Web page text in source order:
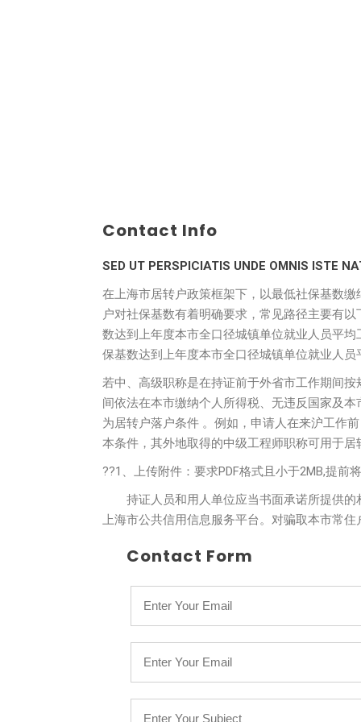
Contact Info
SED UT PERSPICIATIS UNDE OMNIS ISTE
在上海市居转户政策框架下，以最低社保基数
户对社保基数有着明确要求，常见路径主要有
数达到上年度本市全口径城镇单位就业人员平
保基数达到上年度本市全口径城镇单位就业人员
若中、高级职称是在持证前于外省市工作期间
间依法在本市缴纳个人所得税、无违反国家及
为居转户落户条件 。例如，申请人在来沪工作
本条件，其外地取得的中级工程师职称可用于
??1、上传附件：要求PDF格式且小于2MB,提前
持证人员和用人单位应当书面承诺所提供的
上海市公共信用信息服务平台。对骗取本市常
Contact Form